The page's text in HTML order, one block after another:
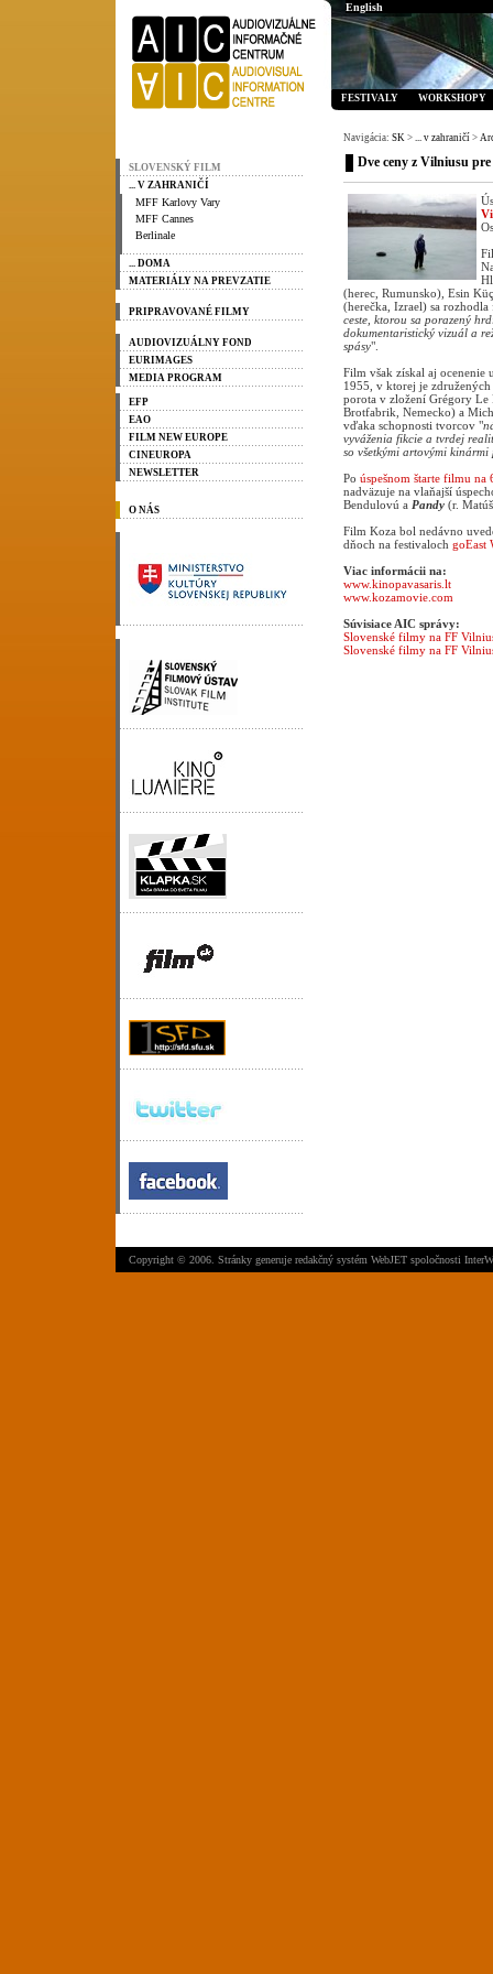
SLOVENSKÝ FILM
... V ZAHRANIČÍ
MFF Karlovy Vary
MFF Cannes
Berlinale
... DOMA
MATERIÁLY NA PREVZATIE
PRIPRAVOVANÉ FILMY
AUDIOVIZUÁLNY FOND
EURIMAGES
MEDIA PROGRAM
EFP
EAO
FILM NEW EUROPE
CINEUROPA
NEWSLETTER
O NÁS
English
FESTIVALY WORKSHOPY
Navigácia: SK > ... v zahraničí >
Dve ceny z Vilniusu
(herec, Rumunsko), Esin
(herečka, Izrael) sa
ceste, ktorou sa porazený
dokumentaristický vizuál a
spásy".
Film však získal aj
1955, v ktorej je
porota v zložení Grégory Le
Brotfabrik, Nemecko) a
vďaka schopnosti tvorcov "
vyváženia fikcie a tvrdej
so všetkými artovými kinármi
Po úspešnom štarte filmu na
nadväzuje na vlaňajší
Bendulovú a Pandy (r.
Film Koza bol nedávno
dňoch na festivaloch goEast
Viac informácii na:
www.kinopavasaris.lt
www.kozamovie.com
Súvisiace AIC správy:
Slovenské filmy na FF
Slovenské filmy na FF
Copyright © 2006. Stránky generuje redakčný systém WebJET spoločnosti